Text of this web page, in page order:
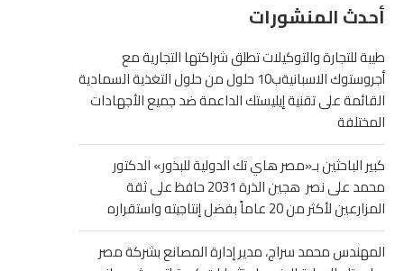
أحدث المنشورات
طيبة للتجارة والتوكيلات تطلق شراكتها التجارية مع
أجروستوك الاسبانيةب10 حلول من حلول التغذية السمادية
القائمة على تقنية إيليستك الداعمة ضد جميع الأجهادات
المختلفة
كبير الباحثين بـ«مصر هاي تك الدولية للبذور» الدكتور
محمد على نصر هجين الذرة 2031 حافظ على ثقة
المزارعين لأكثر من 20 عاماً بفضل إنتاجيته واستقراره
المهندس محمد سراج، مدير إدارة المصانع بشركة مصر